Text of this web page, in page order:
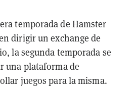
temporada de Hamster
dirigir un exchange de
la segunda temporada se
una plataforma de
juegos para la misma.